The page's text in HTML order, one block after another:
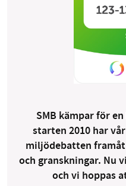
SMB kämpar för
starten 2010 har
miljödebatten
och granskningar. Nu
och vi hoppas